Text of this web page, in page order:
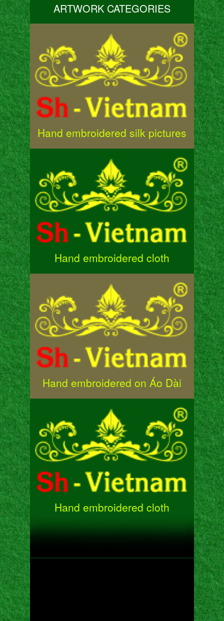
ARTWORK CATEGORIES
Hand embroidered silk pictures
Hand embroidered cloth
Hand embroidered on Áo Dài
Hand embroidered cloth